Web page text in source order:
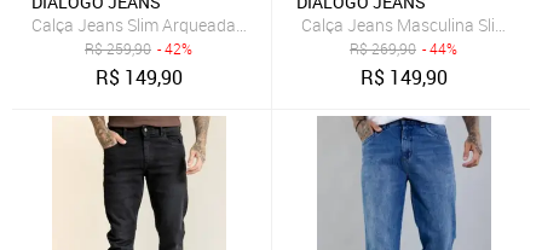
Calça Jeans Slim Arqueada Masculina Lavagem Clara Dialogo jeans
R$259,90 - 42%
R$ 149,90
Calça Jeans Masculina Slim Fit
R$269,90 - 44%
R$ 149,90